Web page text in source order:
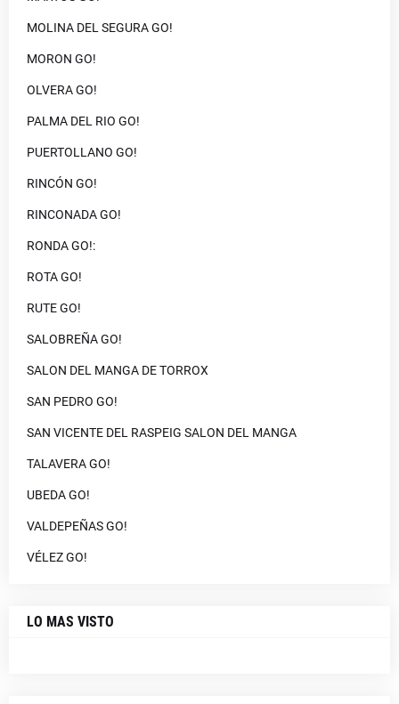
MOLINA DEL SEGURA GO!
MORON GO!
OLVERA GO!
PALMA DEL RIO GO!
PUERTOLLANO GO!
RINCÓN GO!
RINCONADA GO!
RONDA GO!:
ROTA GO!
RUTE GO!
SALOBREÑA GO!
SALON DEL MANGA DE TORROX
SAN PEDRO GO!
SAN VICENTE DEL RASPEIG SALON DEL MANGA
TALAVERA GO!
UBEDA GO!
VALDEPEÑAS GO!
VÉLEZ GO!
LO MAS VISTO